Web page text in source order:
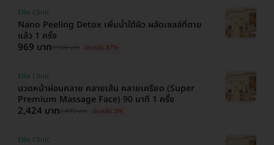
Nano Peeling Detox เพิ่มน้ำใต้ผิว ผลัดเซลล์ที่ตาย
แล้ว 1 ครั้ง
Ellie Clinic
969 บาท7,500 บาท ประหยัด 87%
นวดหน้าผ่อนคลาย คลายเส้น คลายเครียด (Super
Premium Massage Face) 90 นาที 1 ครั้ง
Ellie Clinic
2,424 บาท2,499 บาท ประหยัด 3%
Ellie Clinic